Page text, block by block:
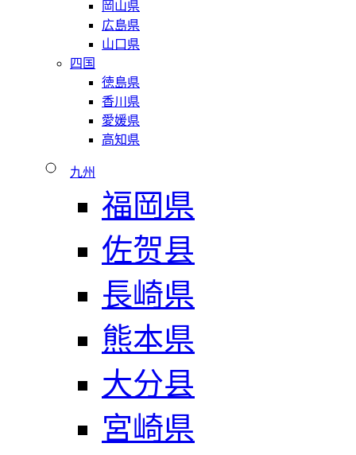
岡山県
広島県
山口県
四国
徳島県
香川県
愛媛県
高知県
九州
福岡県
佐贺县
長崎県
熊本県
大分县
宮崎県